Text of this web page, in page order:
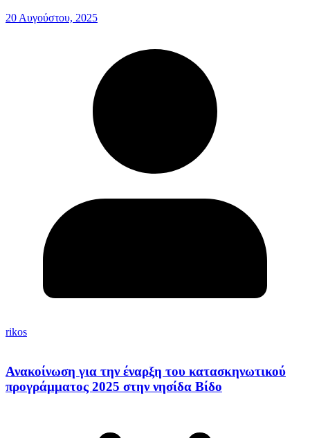
20 Αυγούστου, 2025
rikos
Ανακοίνωση για την έναρξη του κατασκηνωτικού
προγράμματος 2025 στην νησίδα Βίδο